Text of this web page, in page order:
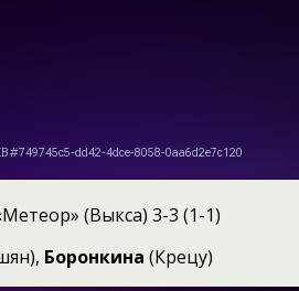
(Выкса) 3-3 (1-1)
Боронкина (Крецу)